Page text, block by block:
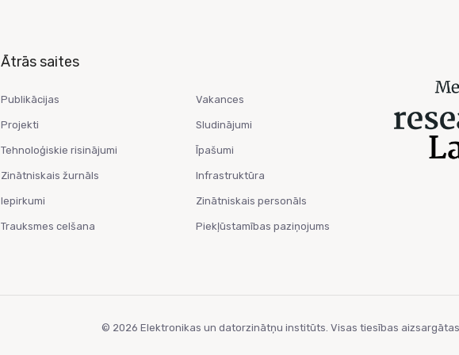
Ātrās saites
Publikācijas
Projekti
Tehnoloģiskie risinājumi
Zinātniskais žurnāls
Iepirkumi
Trauksmes celšana
Vakances
Sludinājumi
Īpašumi
Infrastruktūra
Zinātniskais personāls
Piekļūstamības paziņojums
© 2026 Elektronikas un datorzinātņu institūts. Visas tiesības